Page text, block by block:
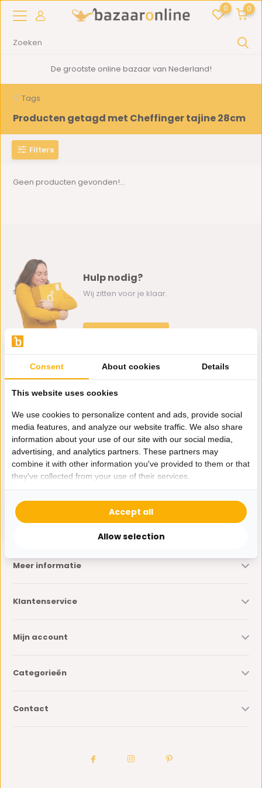
0 0
De grootste online bazaar van Nederland!
Tags
Producten getagd met Cheffinger tajine 28cm
Filters
Geen producten gevonden!...
Hulp nodig?
Wij zitten voor je klaar.
klantenservice@bazaaronline.nl
Ontvang de nieuwste aanbiedingen en promoties. We zullen
je niet spammen, beloofd.
* Lees hier de wettelijke beperkingen
Meer informatie
Klantenservice
Mijn account
Categorieën
Contact
Consent About cookies Details
This website uses cookies
We use cookies to personalize content and ads, provide social
media features, and analyze our website traffic. We also share
information about your use of our site with our social media,
advertising, and analytics partners. These partners may
combine it with other information you've provided to them or that
they've collected from your use of their services.
Allow selection
Accept all